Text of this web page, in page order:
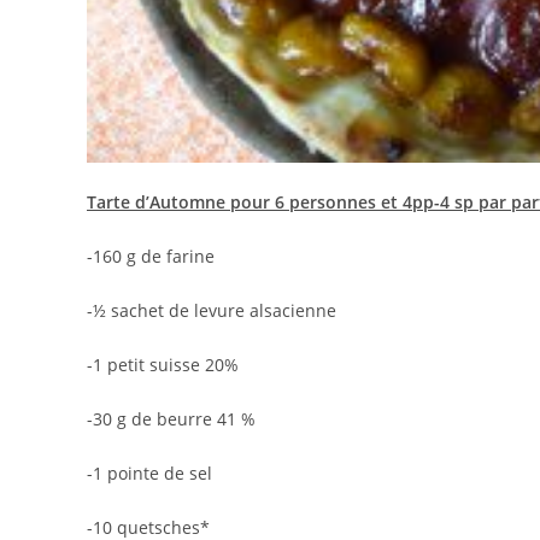
Tarte d’Automne pour 6 personnes et 4pp-4 sp par
-160 g de farine
-½ sachet de levure alsacienne
-1 petit suisse 20%
-30 g de beurre 41 %
-1 pointe de sel
-10 quetsches*